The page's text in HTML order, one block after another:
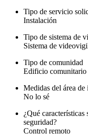
Tipo de servicio
Instalación
Tipo de sistema de
Sistema de
Tipo de comunidad
Edificio comunitario
Medidas del área de
No lo sé
¿Qué
seguridad?
Control remoto